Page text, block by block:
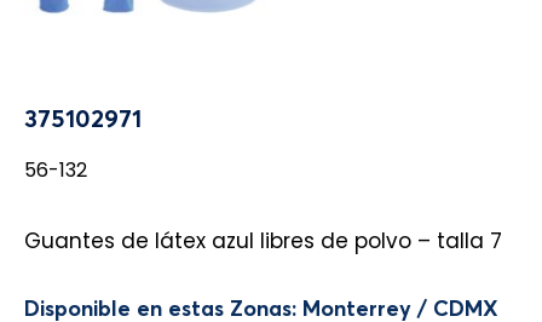
375102971
56-132
Guantes de látex azul libres de polvo – talla 7
Disponible en estas Zonas: Monterrey / CDMX